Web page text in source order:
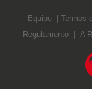
Equipe Termos
Regulamento
A